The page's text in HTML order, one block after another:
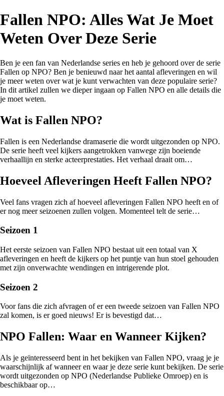
Fallen NPO: Alles Wat Je Moet
Weten Over Deze Serie
Ben je een fan van Nederlandse series en heb je gehoord over de serie
Fallen op NPO? Ben je benieuwd naar het aantal afleveringen en wil
je meer weten over wat je kunt verwachten van deze populaire serie?
In dit artikel zullen we dieper ingaan op Fallen NPO en alle details die
je moet weten.
Wat is Fallen NPO?
Fallen is een Nederlandse dramaserie die wordt uitgezonden op NPO.
De serie heeft veel kijkers aangetrokken vanwege zijn boeiende
verhaallijn en sterke acteerprestaties. Het verhaal draait om…
Hoeveel Afleveringen Heeft Fallen NPO?
Veel fans vragen zich af hoeveel afleveringen Fallen NPO heeft en of
er nog meer seizoenen zullen volgen. Momenteel telt de serie…
Seizoen 1
Het eerste seizoen van Fallen NPO bestaat uit een totaal van X
afleveringen en heeft de kijkers op het puntje van hun stoel gehouden
met zijn onverwachte wendingen en intrigerende plot.
Seizoen 2
Voor fans die zich afvragen of er een tweede seizoen van Fallen NPO
zal komen, is er goed nieuws! Er is bevestigd dat…
NPO Fallen: Waar en Wanneer Kijken?
Als je geïnteresseerd bent in het bekijken van Fallen NPO, vraag je je
waarschijnlijk af wanneer en waar je deze serie kunt bekijken. De serie
wordt uitgezonden op NPO (Nederlandse Publieke Omroep) en is
beschikbaar op…